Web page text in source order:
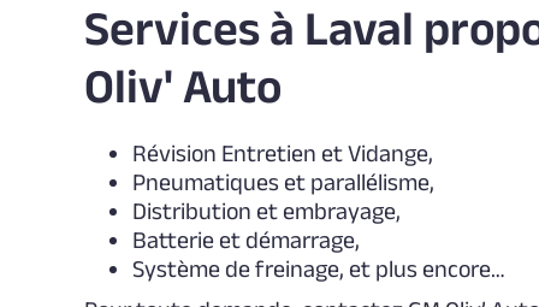
Services à Laval
Oliv' Auto
Révision Entretien et Vidange,
Pneumatiques et parallélisme,
Distribution et embrayage,
Batterie et démarrage,
Système de freinage, et plus encore…